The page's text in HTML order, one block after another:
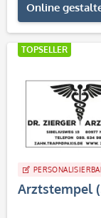
Online
TOPSELLER
Arztstempel